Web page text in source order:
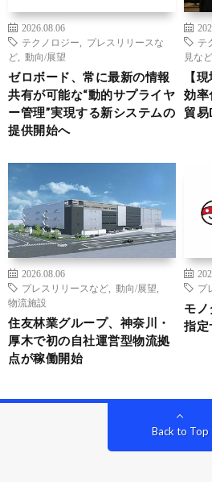
2026.08.06
テクノロジー
プレスリリースな
ど
動向/展望
ゼロボード、常に最新の情報
共有が可能な“動的サプライヤ
ー管理”実現する新システムの
提供開始へ
テ
見など
【
効率
貿
2026.08.06
プレスリリースなど
動向/展望
物流施設
住友林業グループ、神奈川・
厚木で初の自社運営型物流拠
点が稼働開始
プ
モノ
指定
Back to Top